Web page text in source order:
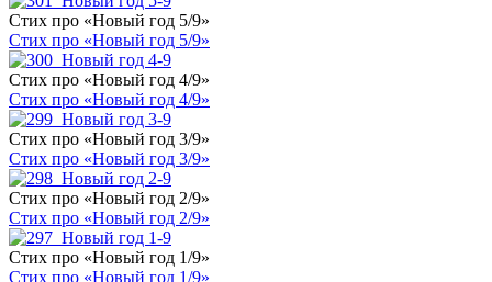
Стих про «Новый год 5/9»
Стих про «Новый год 5/9»
Стих про «Новый год 4/9»
Стих про «Новый год 4/9»
Стих про «Новый год 3/9»
Стих про «Новый год 3/9»
Стих про «Новый год 2/9»
Стих про «Новый год 2/9»
Стих про «Новый год 1/9»
Стих про «Новый год 1/9»